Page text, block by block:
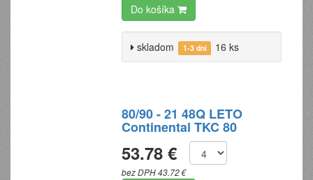
Do košíka
skladom 1-3 dni 16 ks
80/90 - 21 48Q LETO
Continental TKC 80
53.78 €
bez DPH 43.72 €